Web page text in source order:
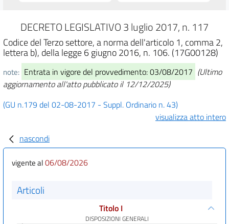
DECRETO LEGISLATIVO 3 luglio 2017, n. 117
Codice del Terzo settore, a norma dell'articolo 1, comma 2,
lettera b), della legge 6 giugno 2016, n. 106. (17G00128)
note: Entrata in vigore del provvedimento: 03/08/2017 (Ultimo
aggiornamento all'atto pubblicato il 12/12/2025)
(GU n.179 del 02-08-2017 - Suppl. Ordinario n. 43)
visualizza atto intero
nascondi
vigente al06/08/2026
Articoli
Titolo I
DISPOSIZIONI GENERALI